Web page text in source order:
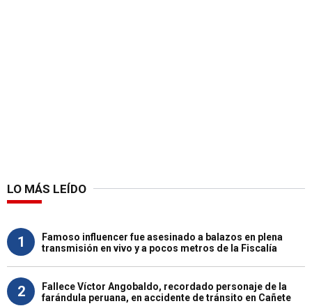
LO MÁS LEÍDO
1
Famoso influencer fue asesinado a balazos en plena
transmisión en vivo y a pocos metros de la Fiscalía
2
Fallece Víctor Angobaldo, recordado personaje de la
farándula peruana, en accidente de tránsito en Cañete